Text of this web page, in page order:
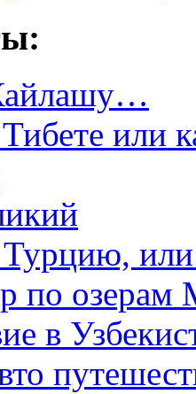
или
по озерам
в